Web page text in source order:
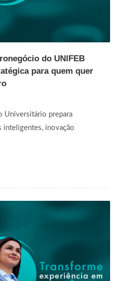
do UNIFEB
para quem quer
Universitário prepara
inteligentes, inovação